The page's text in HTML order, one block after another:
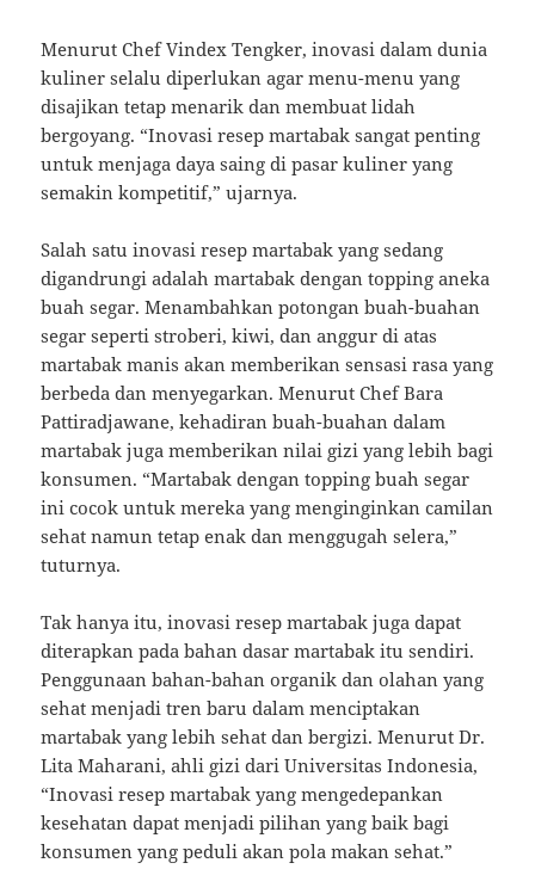
Menurut Chef Vindex Tengker, inovasi dalam dunia
kuliner selalu diperlukan agar menu-menu yang
disajikan tetap menarik dan membuat lidah
bergoyang. “Inovasi resep martabak sangat penting
untuk menjaga daya saing di pasar kuliner yang
semakin kompetitif,” ujarnya.
Salah satu inovasi resep martabak yang sedang
digandrungi adalah martabak dengan topping aneka
buah segar. Menambahkan potongan buah-buahan
segar seperti stroberi, kiwi, dan anggur di atas
martabak manis akan memberikan sensasi rasa yang
berbeda dan menyegarkan. Menurut Chef Bara
Pattiradjawane, kehadiran buah-buahan dalam
martabak juga memberikan nilai gizi yang lebih bagi
konsumen. “Martabak dengan topping buah segar
ini cocok untuk mereka yang menginginkan camilan
sehat namun tetap enak dan menggugah selera,”
tuturnya.
Tak hanya itu, inovasi resep martabak juga dapat
diterapkan pada bahan dasar martabak itu sendiri.
Penggunaan bahan-bahan organik dan olahan yang
sehat menjadi tren baru dalam menciptakan
martabak yang lebih sehat dan bergizi. Menurut Dr.
Lita Maharani, ahli gizi dari Universitas Indonesia,
“Inovasi resep martabak yang mengedepankan
kesehatan dapat menjadi pilihan yang baik bagi
konsumen yang peduli akan pola makan sehat.”